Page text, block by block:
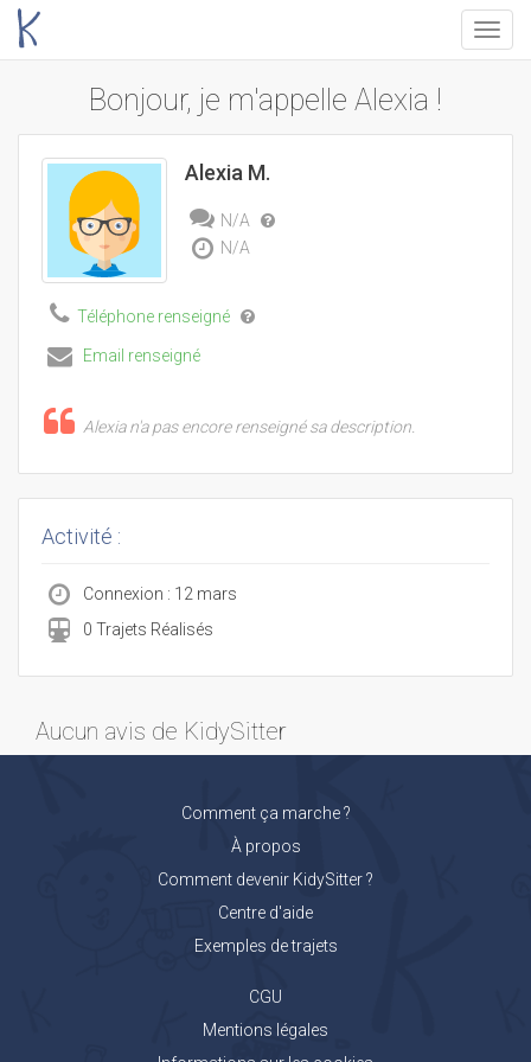
Menu
Bonjour, je m'appelle Alexia !
Alexia M.
N/A
N/A
Téléphone renseigné
Email renseigné
Alexia n'a pas encore renseigné sa description.
Activité :
Connexion : 12 mars
0 Trajets Réalisés
Aucun avis de KidySitter
Comment ça marche ?
À propos
Comment devenir KidySitter ?
Centre d'aide
Exemples de trajets
CGU
Mentions légales